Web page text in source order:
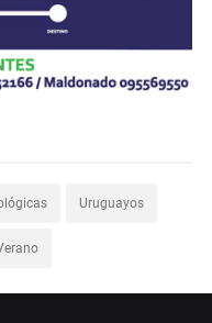
Uruguayos